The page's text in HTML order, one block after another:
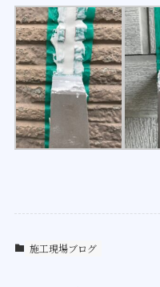
施工現場ブログ